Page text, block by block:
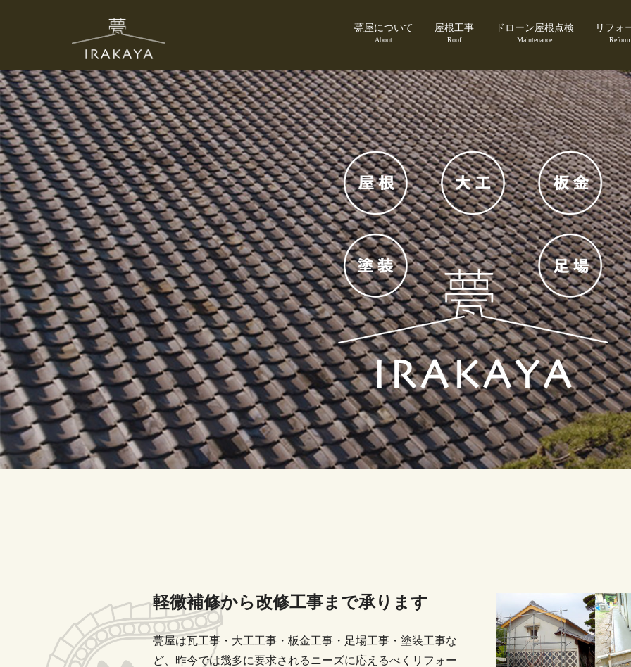
甍屋について
About
屋根工事
Roof
ドローン屋根点検
Maintenance
リフォ
Reform
軽微補修から改修工事まで承ります
甍屋は瓦工事・大工工事・板金工事・足場工事・塗装工事な
ど、昨今では幾多に要求されるニーズに応えるべくリフォー